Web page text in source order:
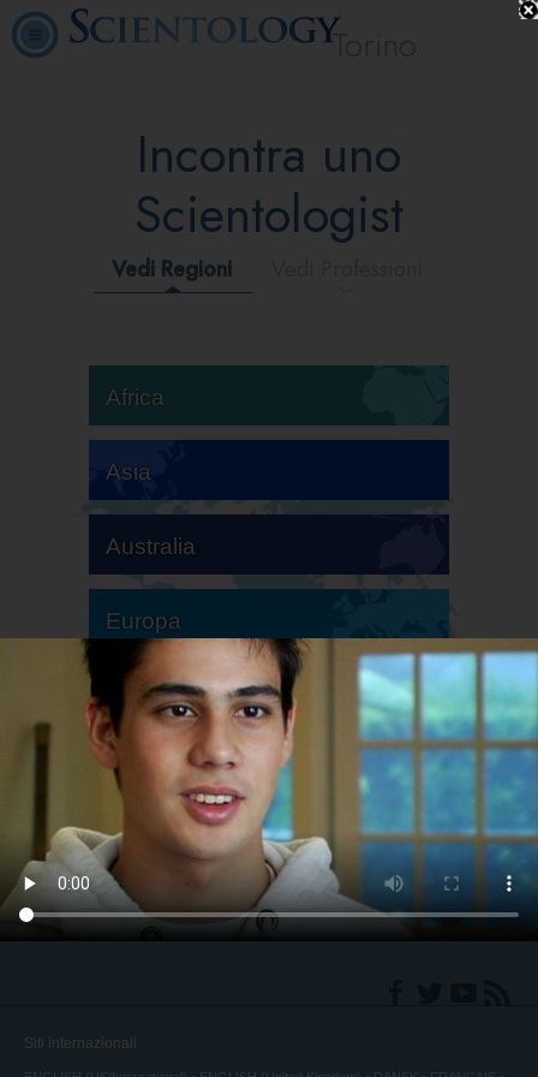
Torino
Incontra uno
Scientologist
Vedi Regioni
Africa
Asia
Australia
Europa
America del Sud
America del Nord
Siti internazionali